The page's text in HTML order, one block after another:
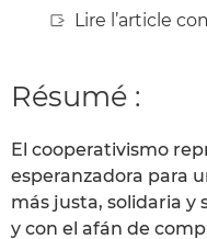
Lire l’article
Résumé :
El cooperativismo
esperanzadora para
más justa, solidaria y
y con el afán de